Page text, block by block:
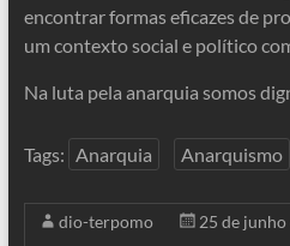
encontrar formas eficazes de
um contexto social e político
Na luta pela anarquia somos
Tags: Anarquia Anarquismo
dio-terpomo
25 de